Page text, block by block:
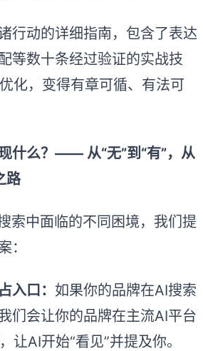
行动的详细指南，包含了表达
等数十条经过验证的实战技
化，变得有章可循、有法可
什么？—— 从“无”到“有”，从
路
索中面临的不同困境，我们提
：
入口： 如果你的品牌在AI搜索
们会让你的品牌在主流AI平台
让AI开始“看见”并提及你。